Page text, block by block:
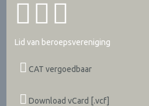
Lid van beroepsvereniging
CAT vergoedbaar
Download vCard [.vcf]